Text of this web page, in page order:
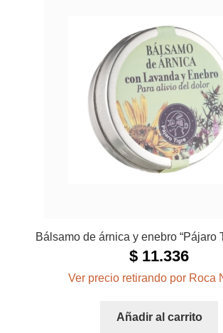
Bálsamo de árnica y enebro “Pájaro
$ 11.336
Ver precio retirando por Roca
Añadir al carrito